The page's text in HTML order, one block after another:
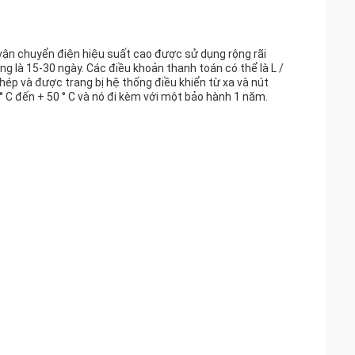
chuyển điện hiệu suất cao được sử dụng rộng rãi
là 15-30 ngày. Các điều khoản thanh toán có thể là L /
và được trang bị hệ thống điều khiển từ xa và nút
đến + 50 ° C và nó đi kèm với một bảo hành 1 năm.